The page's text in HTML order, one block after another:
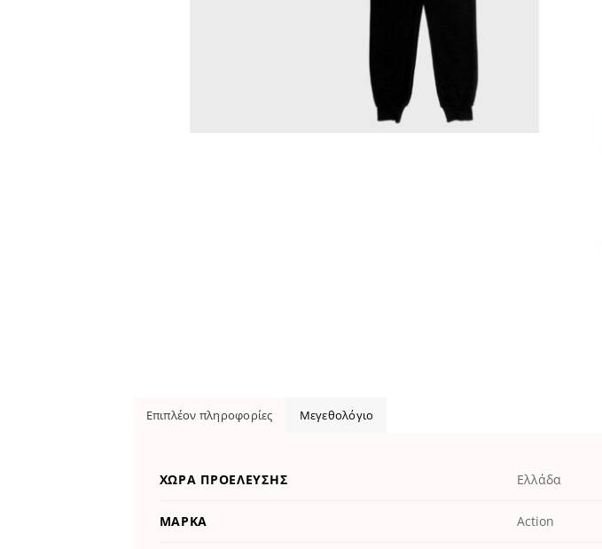
Επιπλέον πληροφορίες Μεγεθολόγιο
ΧΏΡΑ ΠΡΟΈΛΕΥΣΗΣ Ελλάδα
ΜΆΡΚΑ Action